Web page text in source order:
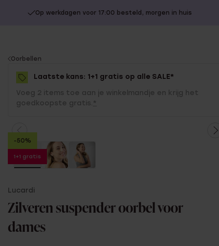
Op werkdagen voor 17:00 besteld, morgen in huis
You
are
here:
Oorbellen
Laatste kans: 1+1 gratis op alle SALE*
Voeg 2 items toe aan je winkelmandje en krijg het
goedkoopste gratis. *
-50%
1+1 gratis
Lucardi
Zilveren suspender oorbel voor
dames